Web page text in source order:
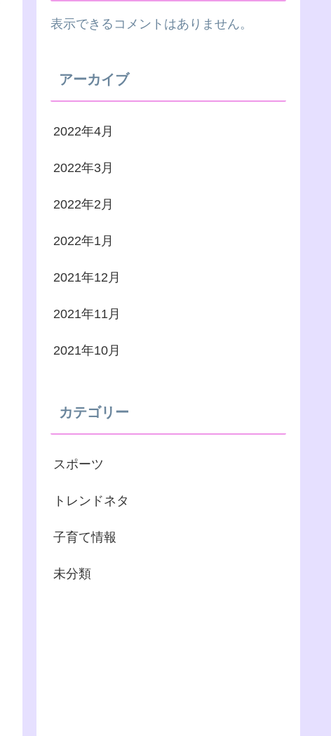
表示できるコメントはありません。
アーカイブ
2022年4月
2022年3月
2022年2月
2022年1月
2021年12月
2021年11月
2021年10月
カテゴリー
スポーツ
トレンドネタ
子育て情報
未分類